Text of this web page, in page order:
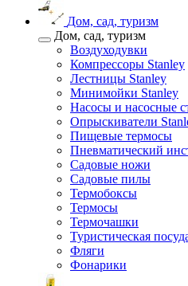
Дом, сад, туризм
Дом, сад, туризм
Воздуходувки
Компрессоры Stanley
Лестницы Stanley
Минимойки Stanley
Насосы и насосные
Опрыскиватели
Пищевые термосы
Пневматический
Садовые ножи
Садовые пилы
Термобоксы
Термосы
Термочашки
Туристическая
Фляги
Фонарики